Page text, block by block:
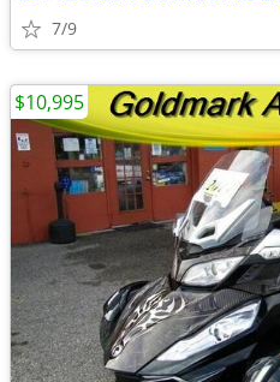
7/9
$10,995